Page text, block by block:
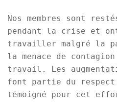
Nos membres sont
pendant la crise et
travailler malgré la
la menace de
travail. Les
font partie du
témoigné pour cet